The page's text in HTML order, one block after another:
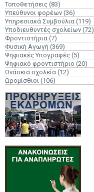
Τοποθετήσεις (83)
Υπεύθυνοι φορέων (36)
Υπηρεσιακά Συμβούλια (119)
Υποδιευθυντές σχολείων (72)
Φροντιστήρια (7)
Φυσική Αγωγή (369)
Ψηφιακές Υπογραφές (5)
Ψηφιακό φροντιστήριο (20)
Ωνάσεια σχολεία (12)
Ωρομίσθιοι (106)